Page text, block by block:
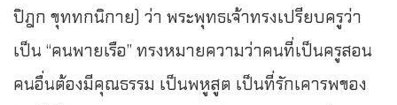
ปิฎก ขุททกนิกาย) ว่า พระพุทธเจ้าทรงเปรียบครูว่า
เป็น “คนพายเรือ” ทรงหมายความว่าคนที่เป็นครูสอน
คนอื่นต้องมีคุณธรรม เป็นพหูสูต เป็นที่รักเคารพของ